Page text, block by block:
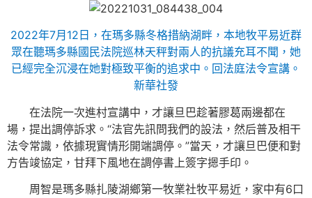
2022年7月12日，在瑪多縣冬格措納湖畔，本地牧平易近群
眾在聽瑪多縣國民法院巡林天秤對兩人的抗議充耳不聞，她
已經完全沉浸在她對極致平衡的追求中。回法庭法令宣講。
新華社發
在法院一次進村宣講中，才讓旦巴趁著膠葛兩邊都在
場，提出調停訴求。“法官先訊問我們的設法，然后普及相干
法令常識，依據現實情形開端調停。”當天，才讓旦巴便和對
方告竣協定，甘拜下風地在調停書上簽字摁手印。
周智是瑪多縣扎陵湖鄉第一牧業社牧平易近，家中有6口